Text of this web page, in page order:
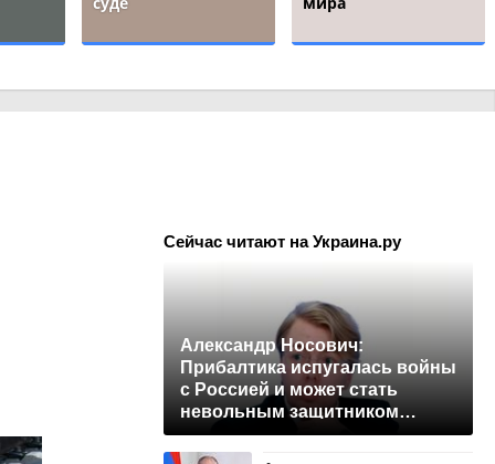
Сейчас читают на Украина.ру
Александр Носович:
Прибалтика испугалась войны
с Россией и может стать
невольным защитником
Ленобласти